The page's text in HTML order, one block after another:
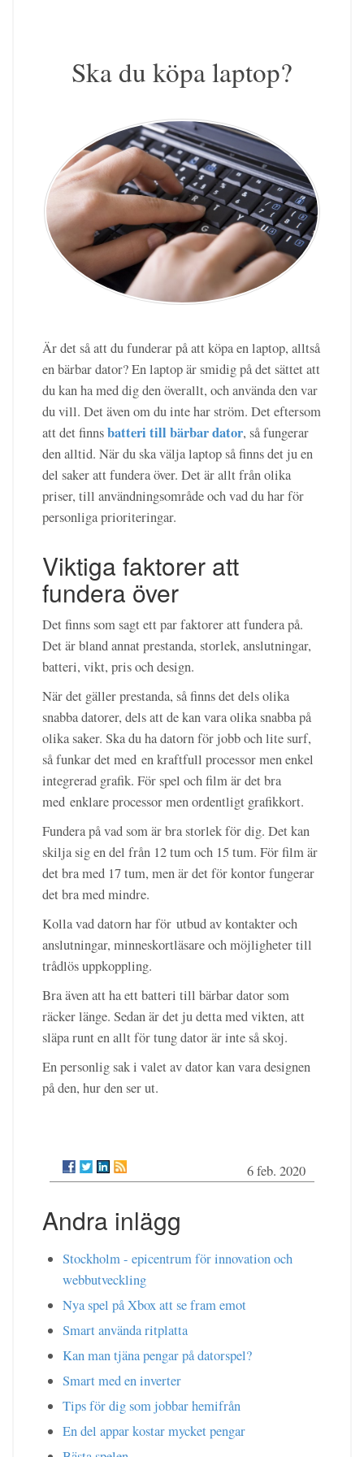
Ska du köpa laptop?
Är det så att du funderar på att köpa en laptop, alltså
en bärbar dator? En laptop är smidig på det sättet att
du kan ha med dig den överallt, och använda den var
du vill. Det även om du inte har ström. Det eftersom
att det finnsbatteri till bärbar dator, så fungerar
den alltid. När du ska välja laptop så finns det ju en
del saker att fundera över. Det är allt från olika
priser, till användningsområde och vad du har för
personliga prioriteringar.
Viktiga faktorer att
fundera över
Det finns som sagt ett par faktorer att fundera på.
Det är bland annat prestanda, storlek, anslutningar,
batteri, vikt, pris och design.
När det gäller prestanda, så finns det dels olika
snabba datorer, dels att de kan vara olika snabba på
olika saker. Ska du ha datorn för jobb och lite surf,
så funkar det med en kraftfull processor men enkel
integrerad grafik. För spel och film är det bra
med enklare processor men ordentligt grafikkort.
Fundera på vad som är bra storlek för dig. Det kan
skilja sig en del från 12 tum och 15 tum. För film är
det bra med 17 tum, men är det för kontor fungerar
det bra med mindre.
Kolla vad datorn har för utbud av kontakter och
anslutningar, minneskortläsare och möjligheter till
trådlös uppkoppling.
Bra även att ha ett batteri till bärbar dator som
räcker länge. Sedan är det ju detta med vikten, att
släpa runt en allt för tung dator är inte så skoj.
En personlig sak i valet av dator kan vara designen
på den, hur den ser ut.
6 feb. 2020
Andra inlägg
Stockholm - epicentrum för innovation och
webbutveckling
Nya spel på Xbox att se fram emot
Smart använda ritplatta
Kan man tjäna pengar på datorspel?
Smart med en inverter
Tips för dig som jobbar hemifrån
En del appar kostar mycket pengar